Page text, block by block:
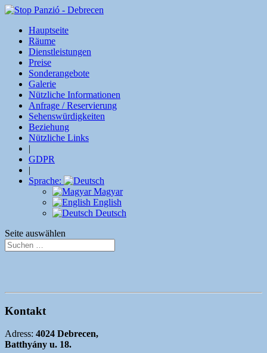
Hauptseite
Räume
Dienstleistungen
Preise
Sonderangebote
Galerie
Nützliche Informationen
Anfrage / Reservierung
Sehenswürdigkeiten
Beziehung
Nützliche Links
|
GDPR
|
Sprache:
Magyar
English
Deutsch
Seite auswählen
Kontakt
Adress: 4024 Debrecen,
Batthyány u. 18.